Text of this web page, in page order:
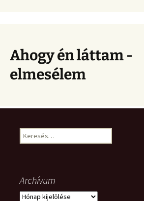
Ahogy én láttam -
elmesélem
Keresés:
Archívum
Archívum